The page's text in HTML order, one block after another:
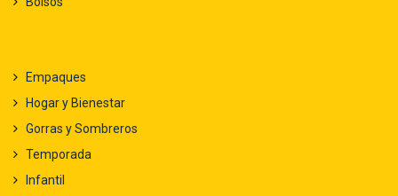
Empaques
Hogar y Bienestar
Gorras y Sombreros
Temporada
Infantil